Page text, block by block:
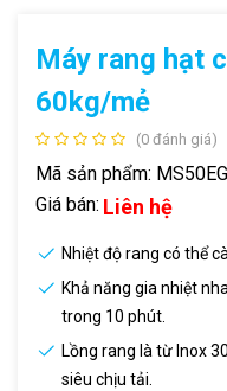
Máy rang hạt
60kg/mẻ
(0 đánh giá)
Mã sản phẩm: MS50EG
Giá bán: Liên hệ
Nhiệt độ rang có thể
Khả năng gia nhiệt
trong 10 phút.
Lồng rang là từ Inox
siêu chịu tải.